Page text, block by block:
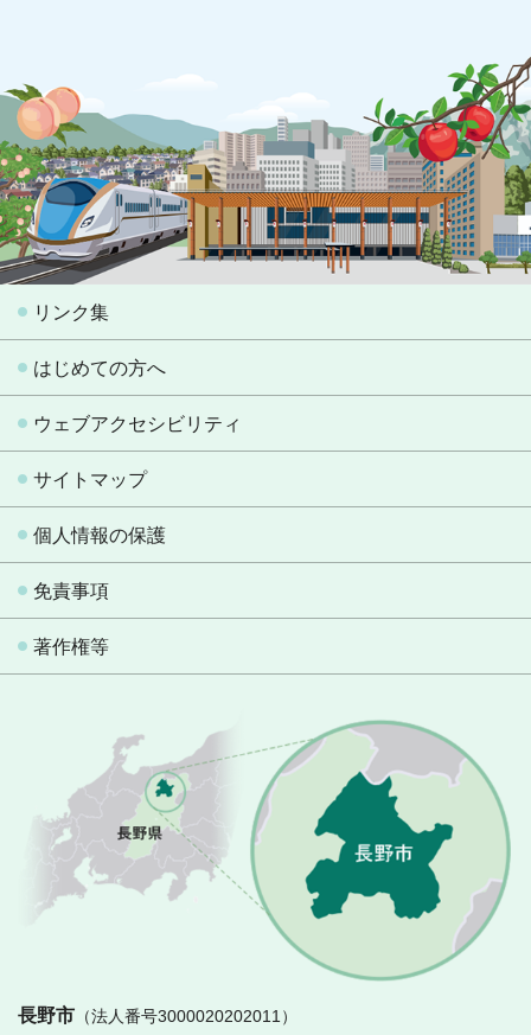
リンク集
はじめての方へ
ウェブアクセシビリティ
サイトマップ
個人情報の保護
免責事項
著作権等
長野市 （法人番号3000020202011）